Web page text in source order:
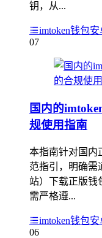
钥，从...
imtoken钱包
07
国内的
规使用指南
本指南针对国内
范指引，明确需
站）下载正版钱
需严格遵...
imtoken钱包
06